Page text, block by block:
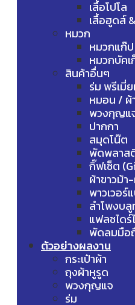
เสื้อโปโล
เสื้อฮูดส์
หมวก
หมวกแก๊ป
หมวกบัคเ
สินค้าอื่นๆ
ร่ม พรีเมี่
หมอน / ผ้
พวงกุญแ
ปากกา
สมุดโน๊ต
พัดพลาส
กิ๊ฟเซ็ต
ผ้าขาวม้า
พาวเวอร์
ลำโพงบลู
แฟลชได
พัดลมมือ
ตัวอย่างผลงาน
กระเป๋าผ้า
ถุงผ้าหูรูด
พวงกุญแจ
ร่ม